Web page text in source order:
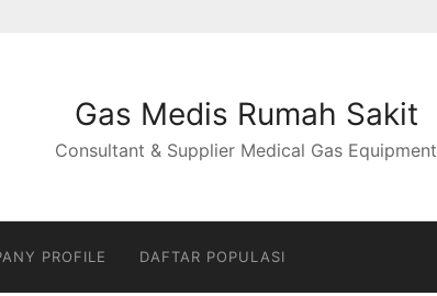
Gas Medis Rumah Sakit
Consultant & Supplier Medical Gas Equipment
PROFILE DAFTAR POPULASI